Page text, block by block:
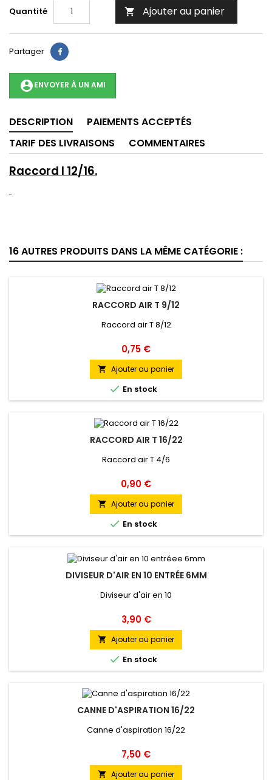
Quantité  Ajouter au panier
Partager
account_circleENVOYER À UN AMI
DESCRIPTION
PAIEMENTS ACCEPTÉS
TARIF DES LIVRAISONS
COMMENTAIRES
Raccord I 12/16.
16 AUTRES PRODUITS DANS LA MÊME CATÉGORIE :
RACCORD AIR T 9/12
Raccord air T 8/12
Prix
0,75 €
 Ajouter au panier
 En stock
RACCORD AIR T 16/22
Raccord air T 4/6
Prix
0,90 €
 Ajouter au panier
 En stock
DIVISEUR D'AIR EN 10 ENTRÉE 6MM
Diviseur d'air en 10
Prix
3,90 €
 Ajouter au panier
 En stock
CANNE D'ASPIRATION 16/22
Canne d'aspiration 16/22
Prix
7,50 €
 Ajouter au panier